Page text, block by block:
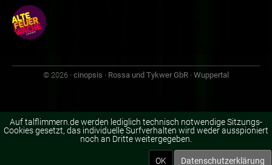
© 2026 · cinopsis · Rossa und Tykwer GbR · Wuppertal
Auf talflimmern.de werden lediglich technisch notwendige Sitzungs-
Cookies gesetzt, das individuelle Surfverhalten wird weder ausspioniert
noch an Dritte weitergegeben.
Datenschutzerklärung
OK